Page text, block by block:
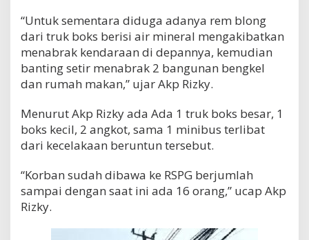
“Untuk sementara diduga adanya rem blong
dari truk boks berisi air mineral mengakibatkan
menabrak kendaraan di depannya, kemudian
banting setir menabrak 2 bangunan bengkel
dan rumah makan,” ujar Akp Rizky.
Menurut Akp Rizky ada Ada 1 truk boks besar, 1
boks kecil, 2 angkot, sama 1 minibus terlibat
dari kecelakaan beruntun tersebut.
“Korban sudah dibawa ke RSPG berjumlah
sampai dengan saat ini ada 16 orang,” ucap Akp
Rizky.